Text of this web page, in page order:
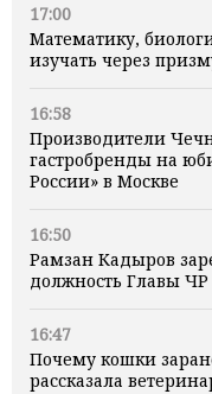
17:00
Математику,
изучать через
16:58
Производители
гастробренды на
России» в Москве
16:50
Рамзан Кадыров
должность Главы ЧР
16:47
Почему кошки
рассказала